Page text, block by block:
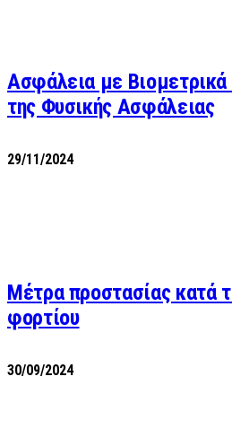
Ασφάλεια με
της Φυσικής Ασφάλειας
29/11/2024
Μέτρα προστασίας κατά
φορτίου
30/09/2024